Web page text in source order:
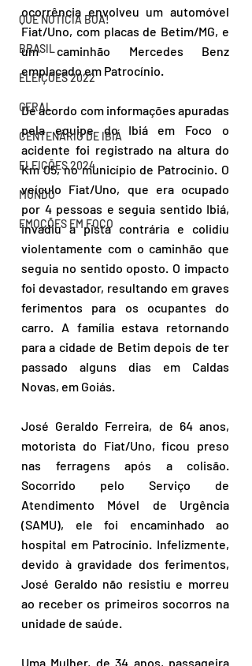
QUE NOTÍCIA BOA!
BRASIL
ELEIÇÕES 2022
GERAL
CENTENÁRIO DE IBIÁ
ELEIÇÕES 2024
MUNDO
EMOÇÕES EM FOCO
ocorrência envolveu um automóvel
Fiat/Uno, com placas de Betim/MG, e
um caminhão Mercedes Benz
emplacado em Patrocínio.
De acordo com informações apuradas
pela equipe do Ibiá em Foco o
acidente foi registrado na altura do
Km 05, no município de Patrocínio. O
veículo Fiat/Uno, que era ocupado
por 4 pessoas e seguia sentido Ibiá,
invadiu a pista contrária e colidiu
violentamente com o caminhão que
seguia no sentido oposto. O impacto
foi devastador, resultando em graves
ferimentos para os ocupantes do
carro. A família estava retornando
para a cidade de Betim depois de ter
passado alguns dias em Caldas
Novas, em Goiás.
José Geraldo Ferreira, de 64 anos,
motorista do Fiat/Uno, ficou preso
nas ferragens após a colisão.
Socorrido pelo Serviço de
Atendimento Móvel de Urgência
(SAMU), ele foi encaminhado ao
hospital em Patrocínio. Infelizmente,
devido à gravidade dos ferimentos,
José Geraldo não resistiu e morreu
ao receber os primeiros socorros na
unidade de saúde.
Uma Mulher, de 34 anos, passageira